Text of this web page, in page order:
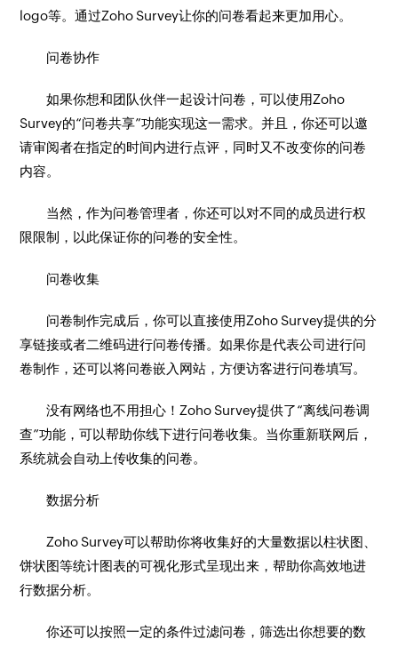
logo等。通过Zoho Survey让你的问卷看起来更加用心。
问卷协作
如果你想和团队伙伴一起设计问卷，可以使用Zoho
Survey的“问卷共享”功能实现这一需求。并且，你还可以邀
请审阅者在指定的时间内进行点评，同时又不改变你的问卷
内容。
当然，作为问卷管理者，你还可以对不同的成员进行权
限限制，以此保证你的问卷的安全性。
问卷收集
问卷制作完成后，你可以直接使用Zoho Survey提供的分
享链接或者二维码进行问卷传播。如果你是代表公司进行问
卷制作，还可以将问卷嵌入网站，方便访客进行问卷填写。
没有网络也不用担心！Zoho Survey提供了“离线问卷调
查”功能，可以帮助你线下进行问卷收集。当你重新联网后，
系统就会自动上传收集的问卷。
数据分析
Zoho Survey可以帮助你将收集好的大量数据以柱状图、
饼状图等统计图表的可视化形式呈现出来，帮助你高效地进
行数据分析。
你还可以按照一定的条件过滤问卷，筛选出你想要的数